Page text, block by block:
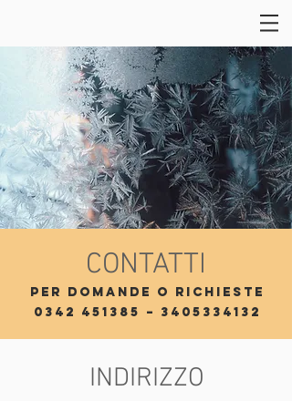
CONTATTI
PER DOMANDE O RICHIESTE
0342 451385 – 3405334132
INDIRIZZO